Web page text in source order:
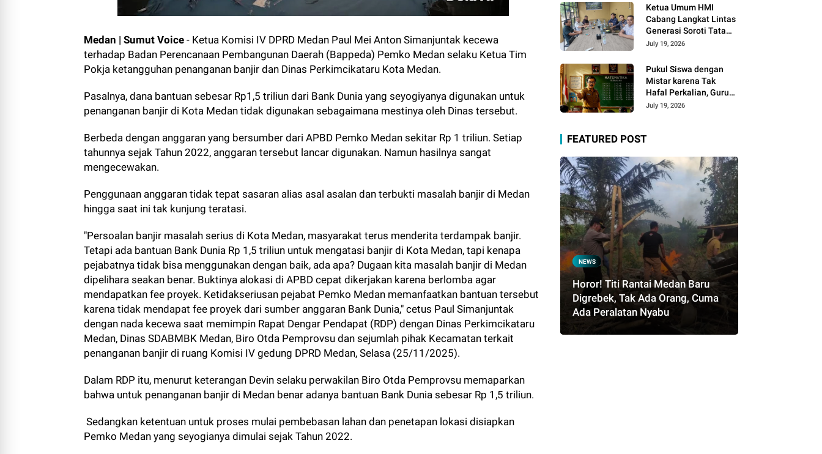
Medan | Sumut Voice - Ketua Komisi IV DPRD Medan Paul Mei Anton Simanjuntak kecewa
terhadap Badan Perencanaan Pembangunan Daerah (Bappeda) Pemko Medan selaku Ketua Tim
Pokja ketangguhan penanganan banjir dan Dinas Perkimcikataru Kota Medan.
Pasalnya, dana bantuan sebesar Rp1,5 triliun dari Bank Dunia yang seyogiyanya digunakan untuk
penanganan banjir di Kota Medan tidak digunakan sebagaimana mestinya oleh Dinas tersebut.
Berbeda dengan anggaran yang bersumber dari APBD Pemko Medan sekitar Rp 1 triliun. Setiap
tahunnya sejak Tahun 2022, anggaran tersebut lancar digunakan. Namun hasilnya sangat
mengecewakan.
Penggunaan anggaran tidak tepat sasaran alias asal asalan dan terbukti masalah banjir di Medan
hingga saat ini tak kunjung teratasi.
"Persoalan banjir masalah serius di Kota Medan, masyarakat terus menderita terdampak banjir.
Tetapi ada bantuan Bank Dunia Rp 1,5 triliun untuk mengatasi banjir di Kota Medan, tapi kenapa
pejabatnya tidak bisa menggunakan dengan baik, ada apa? Dugaan kita masalah banjir di Medan
dipelihara seakan benar. Buktinya alokasi di APBD cepat dikerjakan karena berlomba agar
mendapatkan fee proyek. Ketidakseriusan pejabat Pemko Medan memanfaatkan bantuan tersebut
karena tidak mendapat fee proyek dari sumber anggaran Bank Dunia," cetus Paul Simanjuntak
dengan nada kecewa saat memimpin Rapat Dengar Pendapat (RDP) dengan Dinas Perkimcikataru
Medan, Dinas SDABMBK Medan, Biro Otda Pemprovsu dan sejumlah pihak Kecamatan terkait
penanganan banjir di ruang Komisi IV gedung DPRD Medan, Selasa (25/11/2025).
Dalam RDP itu, menurut keterangan Devin selaku perwakilan Biro Otda Pemprovsu memaparkan
bahwa untuk penanganan banjir di Medan benar adanya bantuan Bank Dunia sebesar Rp 1,5 triliun.
Sedangkan ketentuan untuk proses mulai pembebasan lahan dan penetapan lokasi disiapkan
Pemko Medan yang seyogianya dimulai sejak Tahun 2022.
Ketua Umum HMI
Cabang Langkat Lintas
Generasi Soroti Tata
Kelola Pemerintahan,
Kelangkaan BBM
July 19, 2026
Pukul Siswa dengan
Mistar karena Tak
Hafal Perkalian, Guru
SD Dipolisikan
July 19, 2026
FEATURED POST
NEWS
Horor! Titi Rantai Medan Baru
Digrebek, Tak Ada Orang, Cuma
Ada Peralatan Nyabu